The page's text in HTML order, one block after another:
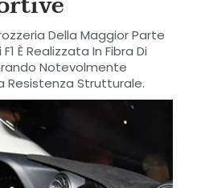
Della Maggior Parte
È Realizzata In Fibra Di
Notevolmente
Resistenza Strutturale.